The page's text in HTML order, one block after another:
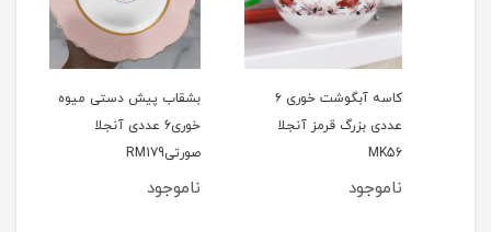
کاسه آبگوشت خوری ۶
عددی بزرگ قرمز آنجلا
MK56
ناموجود
بشقاب پیش دستی میوه
خوری6 عددی آنجلا
صورتیRM179
ناموجود